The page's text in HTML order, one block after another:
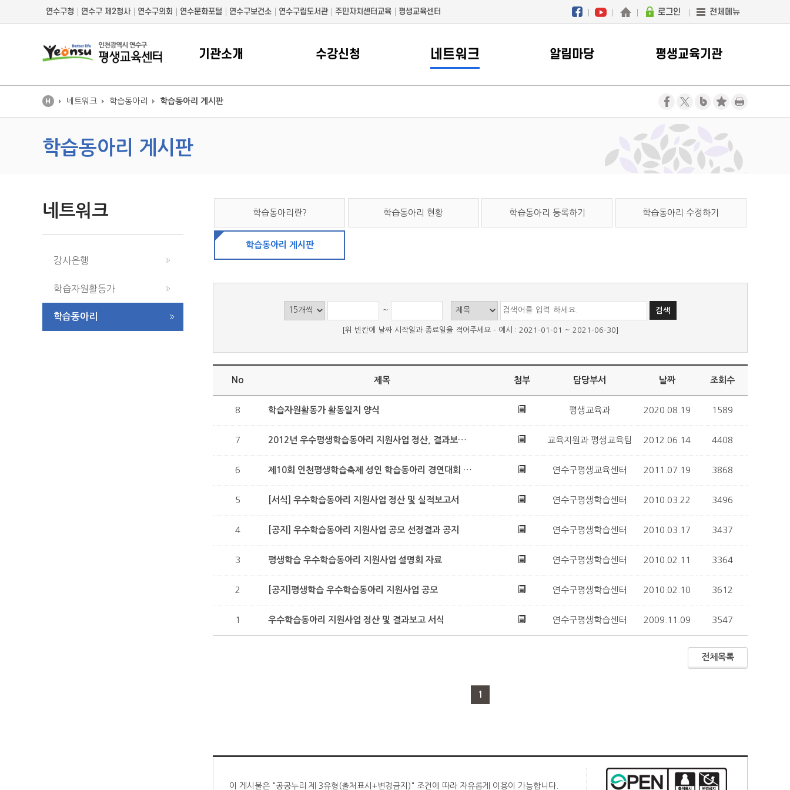
연수구청 연수구 제2청사 연수구의회 연수문화포털 연수구보건소 연수구립도서관 주민자치센터교육 평생교육센터 로그인 전체메뉴
기관소개 수강신청 네트워크 알림마당 평생교육기관
네트워크 학습동아리 학습동아리 게시판
학습동아리 게시판
네트워크
강사은행
학습자원활동가
학습동아리
학습동아리란? 학습동아리 현황 학습동아리 등록하기 학습동아리 수정하기
학습동아리 게시판
~
[위 빈칸에 날짜 시작일과 종료일을 적어주세요 - 예시 : 2021-01-01 ~ 2021-06-30]
No 제목 첨부 담당부서 날짜 조회수
8 학습자원활동가 활동일지 양식 평생교육과 2020.08.19 1589
7 2012년 우수평생학습동아리 지원사업 정산, 결과보고 서식 교육지원과 평생교육팀 2012.06.14 4408
6 제10회 인천평생학습축제 성인 학습동아리 경연대회 참가신청 연수구평생교육센터 2011.07.19 3868
5 [서식] 우수학습동아리 지원사업 정산 및 실적보고서 연수구평생학습센터 2010.03.22 3496
4 [공지] 우수학습동아리 지원사업 공모 선정결과 공지 연수구평생학습센터 2010.03.17 3437
3 평생학습 우수학습동아리 지원사업 설명회 자료 연수구평생학습센터 2010.02.11 3364
2 [공지]평생학습 우수학습동아리 지원사업 공모 연수구평생학습센터 2010.02.10 3612
1 우수학습동아리 지원사업 정산 및 결과보고 서식 연수구평생학습센터 2009.11.09 3547
전체목록
1
이 게시물은 "공공누리 제 3유형(출처표시+변경금지)" 조건에 따라 자유롭게 이용이 가능합니다.